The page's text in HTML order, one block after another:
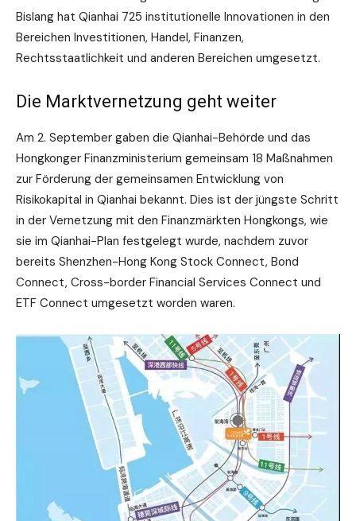
Bislang hat Qianhai 725 institutionelle Innovationen in den
Bereichen Investitionen, Handel, Finanzen,
Rechtsstaatlichkeit und anderen Bereichen umgesetzt.
Die Marktvernetzung geht weiter
Am 2. September gaben die Qianhai-Behörde und das
Hongkonger Finanzministerium gemeinsam 18 Maßnahmen
zur Förderung der gemeinsamen Entwicklung von
Risikokapital in Qianhai bekannt. Dies ist der jüngste Schritt
in der Vernetzung mit den Finanzmärkten Hongkongs, wie
sie im Qianhai-Plan festgelegt wurde, nachdem zuvor
bereits Shenzhen-Hong Kong Stock Connect, Bond
Connect, Cross-border Financial Services Connect und
ETF Connect umgesetzt worden waren.